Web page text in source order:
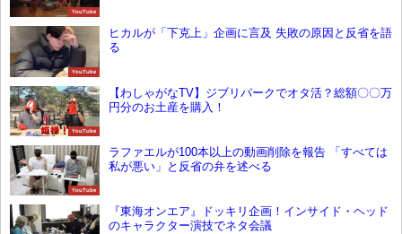
YouTube
YouTube
ヒカルが「下克上」企画に言及 失敗の原因と反省を語
る
YouTube
【わしゃがなTV】ジブリパークでオタ活？総額〇〇万
円分のお土産を購入！
YouTube
ラファエルが100本以上の動画削除を報告 「すべては
私が悪い」と反省の弁を述べる
『東海オンエア』ドッキリ企画！インサイド・ヘッド
のキャラクター演技でネタ会議